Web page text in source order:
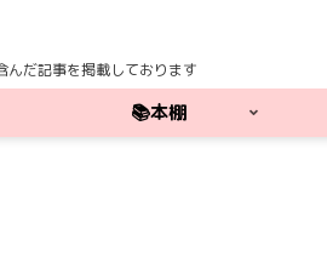
んだ記事を掲載しております
📚本棚